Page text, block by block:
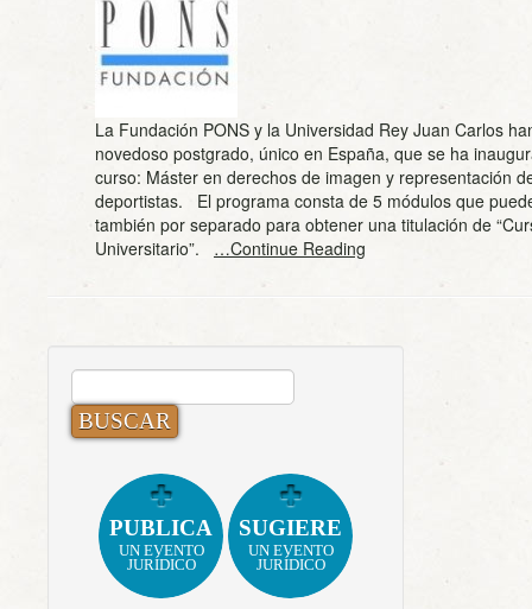
La Fundación PONS y la Universidad Rey Juan Carlos
novedoso postgrado, único en España, que se ha
curso: Máster en derechos de imagen y representación
deportistas. El programa consta de 5 módulos que
también por separado para obtener una titulación de
Universitario”. …Continue Reading
BUSCAR:
PUBLICA
UN EVENTO
JURÍDICO
SUGIERE
UN EVENTO
JURÍDICO